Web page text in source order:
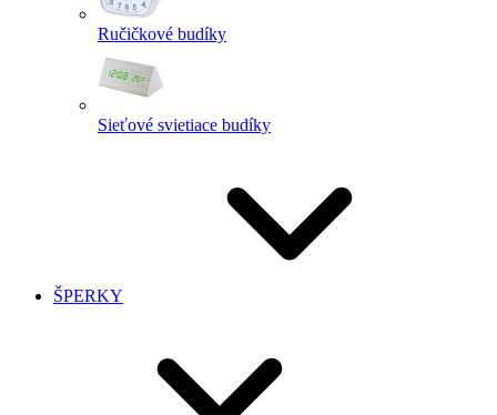
Ručičkové budíky
Sieťové svietiace budíky
ŠPERKY